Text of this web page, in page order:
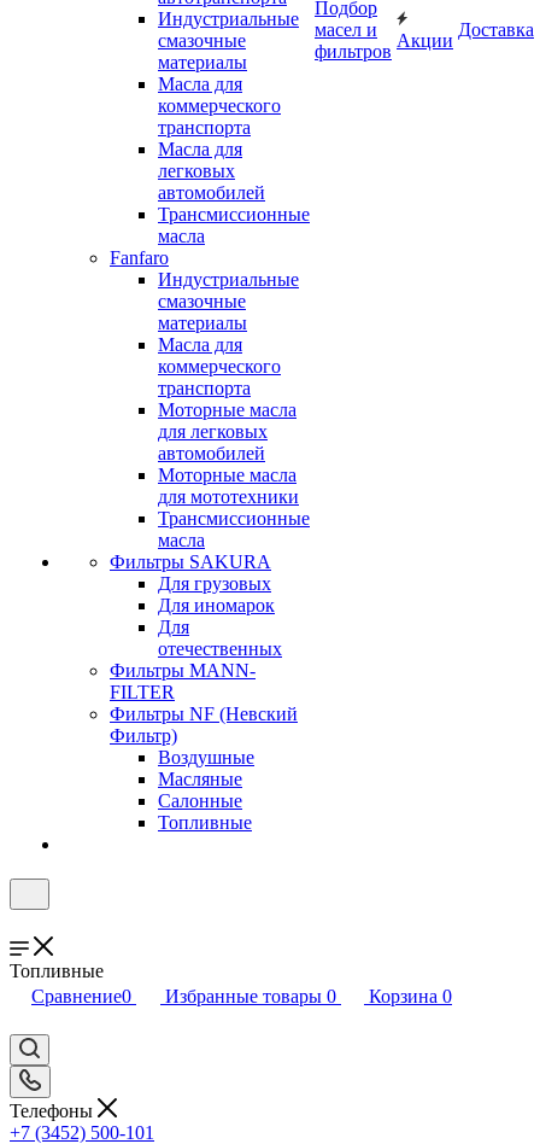
Индустриальные
смазочные
материалы
Масла для
коммерческого
транспорта
Масла для
легковых
автомобилей
Трансмиссионные
масла
Fanfaro
Индустриальные
смазочные
материалы
Масла для
коммерческого
транспорта
Моторные масла
для легковых
автомобилей
Моторные масла
для мототехники
Трансмиссионные
масла
Фильтры SAKURA
Для грузовых
Для иномарок
Для
отечественных
Фильтры MANN-
FILTER
Фильтры NF (Невский
Фильтр)
Воздушные
Масляные
Салонные
Топливные
Подбор
масел и
фильтров
Акции
Доставка
Топливные
Сравнение0 Избранные товары 0 Корзина 0
Телефоны
+7 (3452) 500-101